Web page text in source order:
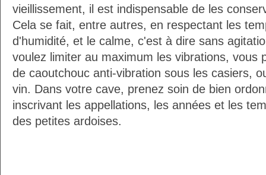
vieillissement, il est indispensable de les
Cela se fait, entre autres, en respectant les
d'humidité, et le calme, c'est à dire sans
voulez limiter au maximum les vibrations, vous
de caoutchouc anti-vibration sous les casiers,
vin. Dans votre cave, prenez soin de bien
inscrivant les appellations, les années et les
des petites ardoises.